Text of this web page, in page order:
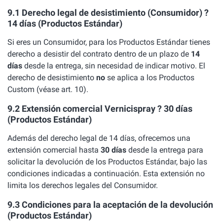
9.1 Derecho legal de desistimiento (Consumidor) ?
14 días (Productos Estándar)
Si eres un Consumidor, para los Productos Estándar tienes
derecho a desistir del contrato dentro de un plazo de 14
días desde la entrega, sin necesidad de indicar motivo. El
derecho de desistimiento no se aplica a los Productos
Custom (véase art. 10).
9.2 Extensión comercial Vernicispray ? 30 días
(Productos Estándar)
Además del derecho legal de 14 días, ofrecemos una
extensión comercial hasta 30 días desde la entrega para
solicitar la devolución de los Productos Estándar, bajo las
condiciones indicadas a continuación. Esta extensión no
limita los derechos legales del Consumidor.
9.3 Condiciones para la aceptación de la devolución
(Productos Estándar)